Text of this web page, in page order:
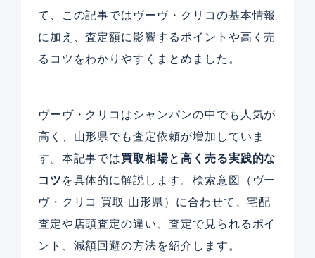
て、この記事ではヴーヴ・クリコの基本情報
に加え、査定額に影響するポイントや高く売
るコツをわかりやすくまとめました。
ヴーヴ・クリコはシャンパンの中でも人気が
高く、山形県でも査定依頼が増加していま
す。本記事では買取相場と 高く売る実践的な
コツ を具体的に解説します。検索意図（ヴー
ヴ・クリコ 買取 山形県）に合わせて、宅配
査定や店頭査定の違い、査定で見られるポイ
ント、減額回避の方法を紹介します。